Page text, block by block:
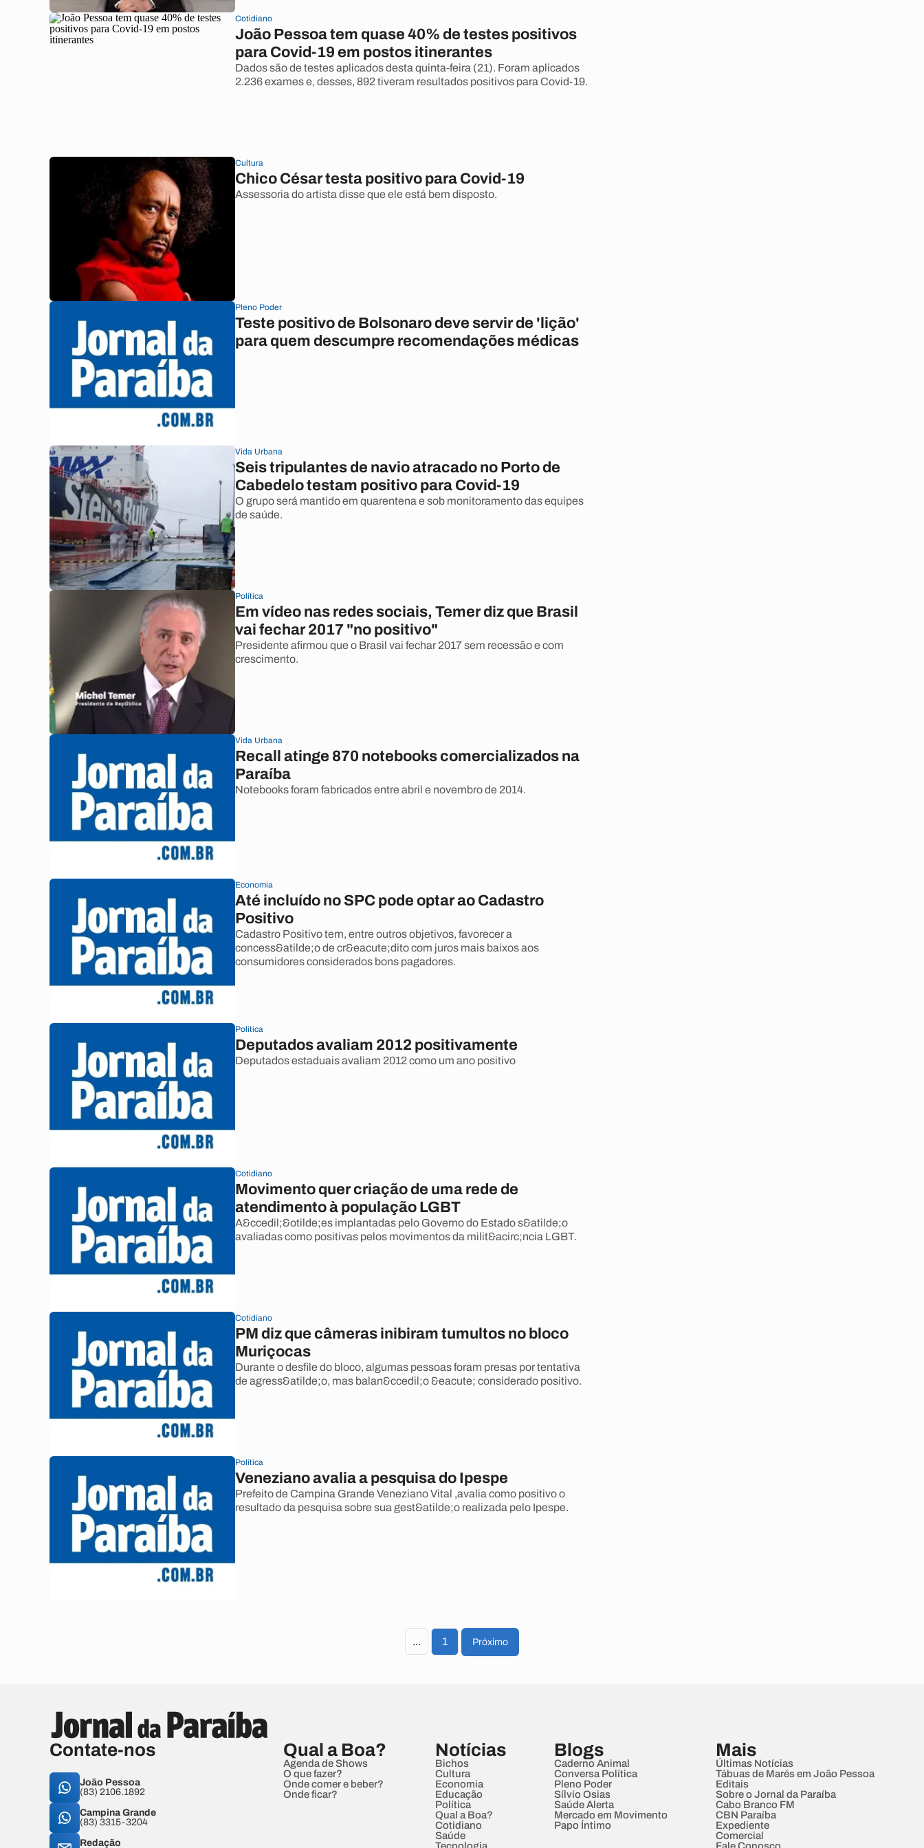
Cotidiano
João Pessoa tem quase 40% de testes positivos
para Covid-19 em postos itinerantes
Dados são de testes aplicados desta quinta-feira (21). Foram aplicados
2.236 exames e, desses, 892 tiveram resultados positivos para Covid-19.
Cultura
Chico César testa positivo para Covid-19
Assessoria do artista disse que ele está bem disposto.
Pleno Poder
Teste positivo de Bolsonaro deve servir de 'lição'
para quem descumpre recomendações médicas
Vida Urbana
Seis tripulantes de navio atracado no Porto de
Cabedelo testam positivo para Covid-19
O grupo será mantido em quarentena e sob monitoramento das equipes
de saúde.
Política
Em vídeo nas redes sociais, Temer diz que Brasil
vai fechar 2017 "no positivo"
Presidente afirmou que o Brasil vai fechar 2017 sem recessão e com
crescimento.
Vida Urbana
Recall atinge 870 notebooks comercializados na
Paraíba
Notebooks foram fabricados entre abril e novembro de 2014.
Economia
Até incluído no SPC pode optar ao Cadastro
Positivo
Cadastro Positivo tem, entre outros objetivos, favorecer a
concess&atilde;o de cr&eacute;dito com juros mais baixos aos
consumidores considerados bons pagadores.
Política
Deputados avaliam 2012 positivamente
Deputados estaduais avaliam 2012 como um ano positivo
Cotidiano
Movimento quer criação de uma rede de
atendimento à população LGBT
A&ccedil;&otilde;es implantadas pelo Governo do Estado s&atilde;o
avaliadas como positivas pelos movimentos da milit&acirc;ncia LGBT.
Cotidiano
PM diz que câmeras inibiram tumultos no bloco
Muriçocas
Durante o desfile do bloco, algumas pessoas foram presas por tentativa
de agress&atilde;o, mas balan&ccedil;o &eacute; considerado positivo.
Política
Veneziano avalia a pesquisa do Ipespe
Prefeito de Campina Grande Veneziano Vital ,avalia como positivo o
resultado da pesquisa sobre sua gest&atilde;o realizada pelo Ipespe.
... 1 Próximo
Contate-nos
João Pessoa
(83) 2106.1892
Campina Grande
(83) 3315-3204
Redação
Qual a Boa?
Agenda de Shows
O que fazer?
Onde comer e beber?
Onde ficar?
Notícias
Bichos
Cultura
Economia
Educação
Política
Qual a Boa?
Cotidiano
Saúde
Blogs
Caderno Animal
Conversa Política
Pleno Poder
Sílvio Osias
Saúde Alerta
Mercado em Movimento
Papo Íntimo
Mais
Últimas Notícias
Tábuas de Marés em João Pessoa
Editais
Sobre o Jornal da Paraíba
Cabo Branco FM
CBN Paraíba
Expediente
Comercial